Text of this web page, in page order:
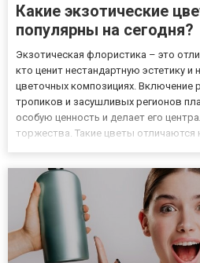
Какие экзотические
популярны на сегодня?
Экзотическая флористика – это
кто ценит нестандартную эстетику
цветочных композициях. Включение
тропиков и засушливых регионов
особую ценность и делает его
торжества. Такие цветы отличаются
этом самы...